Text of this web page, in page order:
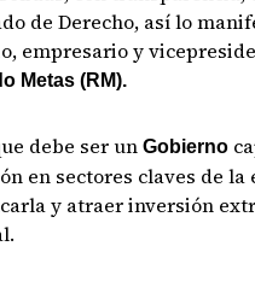
de Derecho, así lo
empresario y
Metas (RM).
debe ser un Gobierno
en sectores claves de la
y atraer inversión